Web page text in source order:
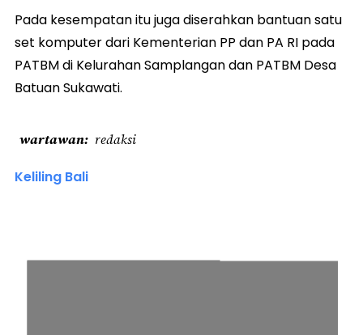
Pada kesempatan itu juga diserahkan bantuan satu
set komputer dari Kementerian PP dan PA RI pada
PATBM di Kelurahan Samplangan dan PATBM Desa
Batuan Sukawati.
wartawan redaksi
Keliling Bali